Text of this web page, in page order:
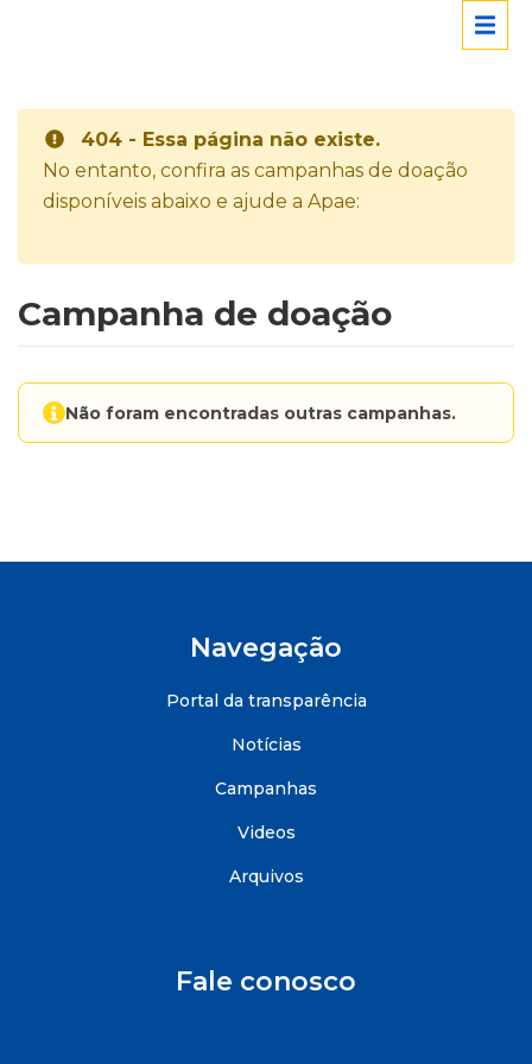
404 - Essa página não existe.
No entanto, confira as campanhas de doação
disponíveis abaixo e ajude a Apae:
Campanha de doação
Não foram encontradas outras campanhas.
Navegação
Portal da transparência
Notícias
Campanhas
Videos
Arquivos
Fale conosco